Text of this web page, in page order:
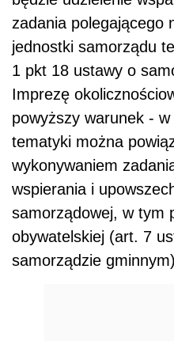
zadania polegającego
jednostki samorządu
1 pkt 18 ustawy o
Imprezę
powyższy warunek -
tematyki można
wykonywaniem
wspierania i
samorządowej, w tym
obywatelskiej (art. 7
samorządzie